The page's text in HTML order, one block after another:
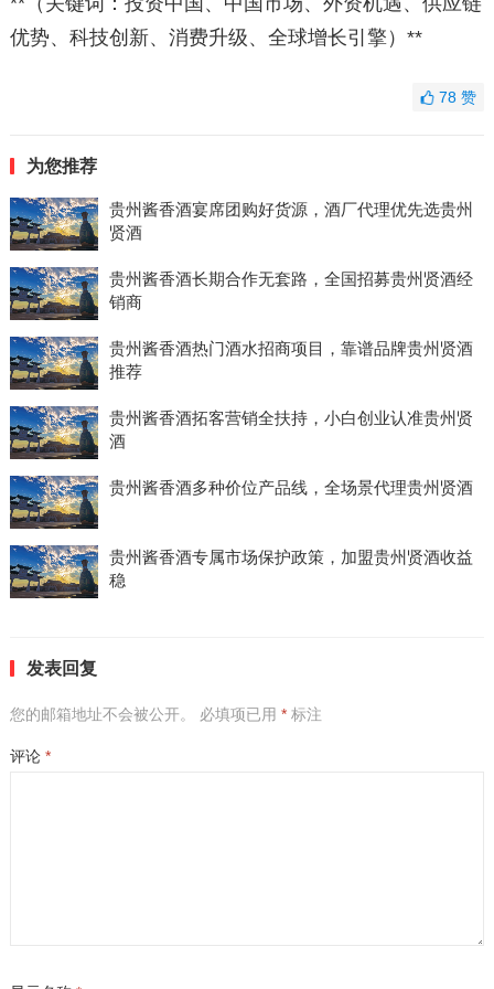
优势、科技创新、消费升级、全球增长引擎）**
78赞
为您推荐
贵州酱香酒宴席团购好货源，酒厂代理优先选贵州
贤酒
贵州酱香酒长期合作无套路，全国招募贵州贤酒经
销商
贵州酱香酒热门酒水招商项目，靠谱品牌贵州贤酒
推荐
贵州酱香酒拓客营销全扶持，小白创业认准贵州贤
酒
贵州酱香酒多种价位产品线，全场景代理贵州贤酒
贵州酱香酒专属市场保护政策，加盟贵州贤酒收益
稳
发表回复
您的邮箱地址不会被公开。 必填项已用 *标注
评论 *